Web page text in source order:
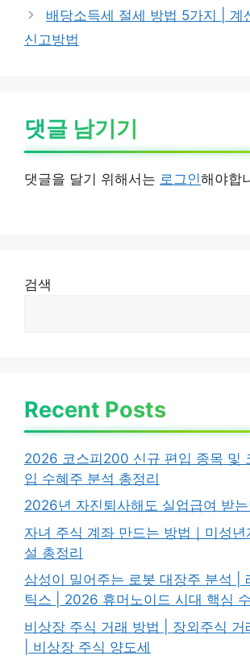
배당소득세 절세 방법 5가지 | 계
신고방법
댓글 남기기
댓글을 달기 위해서는 로그인해야합
검색
Recent Posts
2026 코스피200 신규 편입 종목 및
입 수혜주 분석 총정리
2026년 자진퇴사해도 실업급여 받는
자녀 주식 계좌 만드는 방법｜미성년
설 총정리
삼성이 밀어주는 로봇 대장주 분석 |
틱스 | 2026 휴머노이드 시대 핵심
비상장 주식 거래 방법 | 장외주식 거
| 비상장 주식 양도세